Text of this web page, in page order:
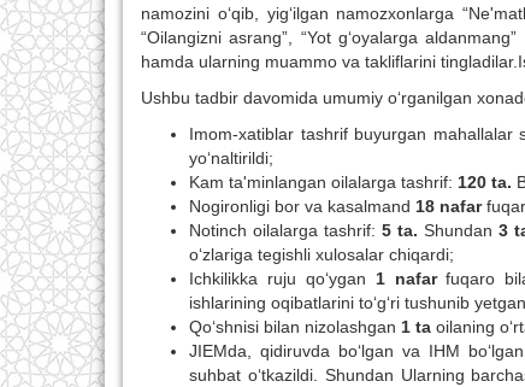
namozini o‘qib, yig‘ilgan namozxonlarga
“Oilangizni asrang”, “Yot g‘oyalarga
hamda ularning muammo va takliflarini
Ushbu tadbir davomida umumiy o‘rganilgan
Imom-xatiblar tashrif buyurgan mahallalar
yo‘naltirildi;
Kam ta'minlangan oilalarga tashrif: 120 ta.
Nogironligi bor va kasalmand 18 nafar
Notinch oilalarga tashrif: 5 ta. Shundan 3
o‘zlariga tegishli xulosalar chiqardi;
Ichkilikka ruju qo‘ygan 1 nafarfuqaro
ishlarining oqibatlarini to‘g‘ri tushunib
Qo‘shnisi bilan nizolashgan 1 ta oilaning
JIEMda, qidiruvda bo‘lgan va IHM
suhbat o‘tkazildi. Shundan Ularning